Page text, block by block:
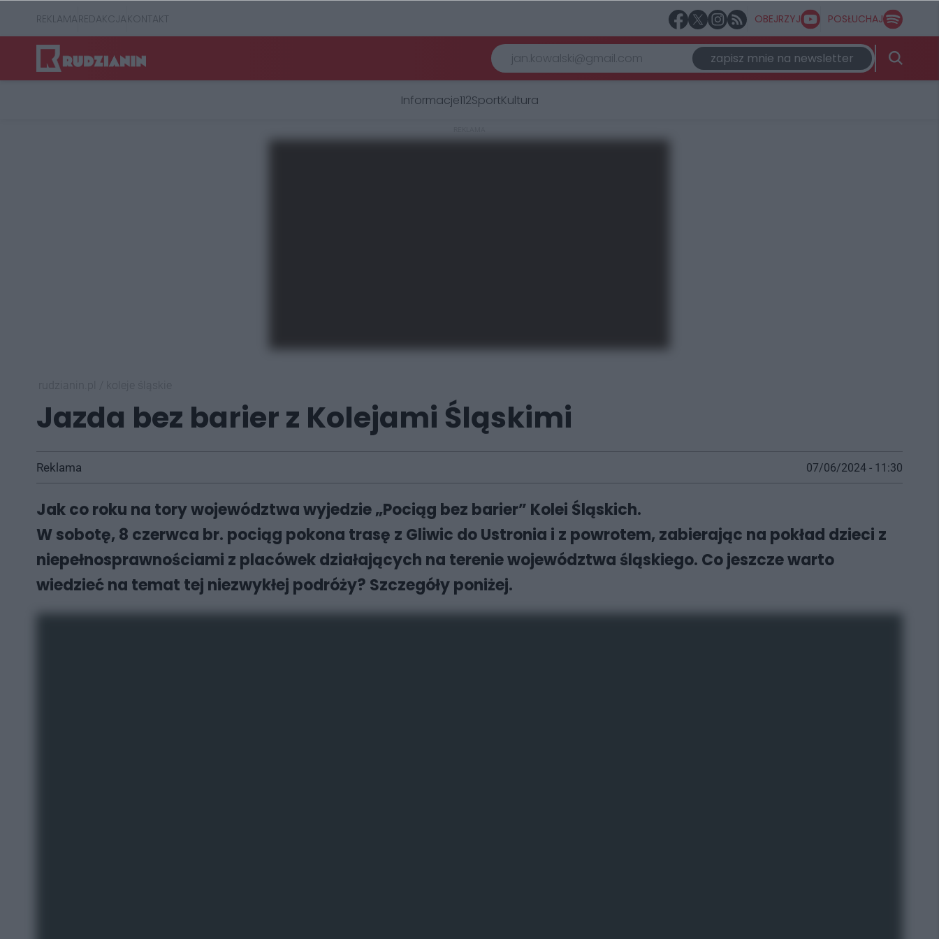
REKLAMAREDAKCJAKONTAKT OBEJRZYJ POSŁUCHAJ
zapisz mnie na newsletter
Informacje112SportKultura
Jazda bez barier z Kolejami Śląskimi
Reklama 07/06/2024 - 11:30
Jak co roku na tory województwa wyjedzie „Pociąg bez barier” Kolei Śląskich.
W sobotę, 8 czerwca br. pociąg pokona trasę z Gliwic do Ustronia i z powrotem, zabierając na pokład dzieci z
niepełnosprawnościami z placówek działających na terenie województwa śląskiego. Co jeszcze warto
wiedzieć na temat tej niezwykłej podróży? Szczegóły poniżej.